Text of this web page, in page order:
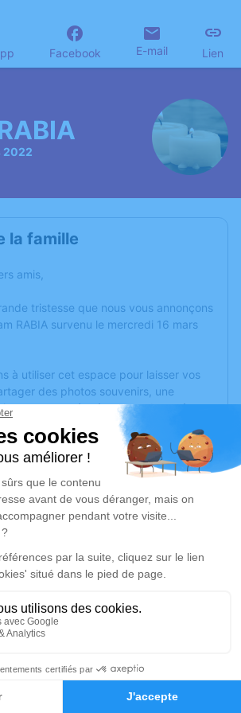
Hommages
Facebook E-mail Lien
2022
la famille
amis,
tristesse que nous vous annonçons
RABIA survenu le mercredi 16 mars
à utiliser cet espace pour laisser vos
des photos souvenirs, une
vos pensées à travers des poèmes
endroit est un lieu d'expression dédié à
de Myriam RABIA.
d’arbre hommage estdisponible
2022 à 13h30
D de Montreuil-Juigne
Poiriers